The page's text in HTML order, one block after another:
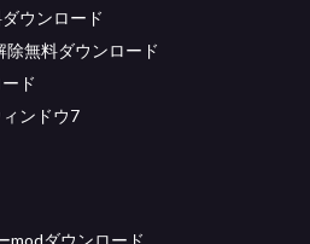
ウンロード
無料ダウンロード
ド
ンドウ7
modダウンロード